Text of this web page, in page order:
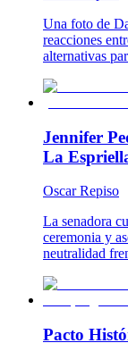
Una foto de
reacciones
alternativas
Jennifer
La
Oscar Repiso
La senadora
ceremonia y
neutralidad
Pacto